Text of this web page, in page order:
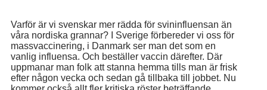
Varför är vi svenskar mer rädda för svininfluensan än
våra nordiska grannar? I Sverige förbereder vi oss för
massvaccinering, i Danmark ser man det som en
vanlig influensa. Och beställer vaccin därefter. Där
uppmanar man folk att stanna hemma tills man är frisk
efter någon vecka och sedan gå tillbaka till jobbet. Nu